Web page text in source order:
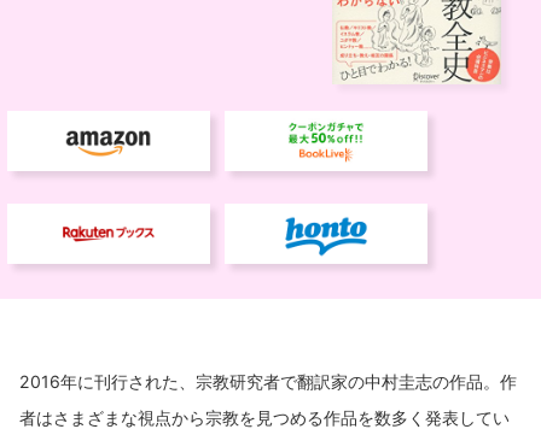
2016年に刊行された、宗教研究者で翻訳家の中村圭志の作品。作
者はさまざまな視点から宗教を見つめる作品を数多く発表してい